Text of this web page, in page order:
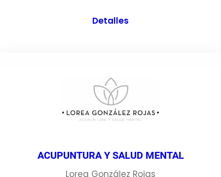
Detalles
ACUPUNTURA Y SALUD MENTAL
Lorea González Rojas